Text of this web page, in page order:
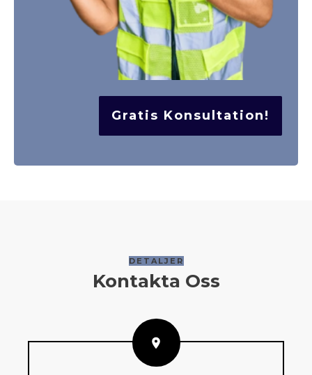
Gratis Konsultation!
DETALJER
Kontakta Oss